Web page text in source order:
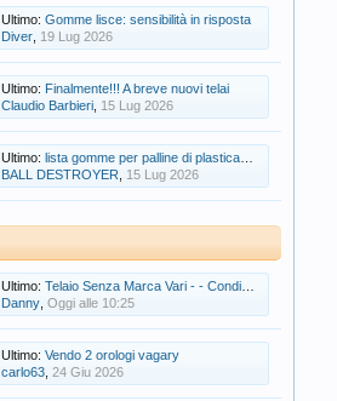
Ultimo: Gomme lisce: sensibilità in risposta
Diver 19 Lug 2026
Ultimo: Finalmente!!! A breve nuovi telai
Claudio Barbieri 15 Lug 2026
Ultimo: lista gomme per palline di plastica 40+
BALL DESTROYER
15 Lug 2026
Ultimo: Telaio Senza Marca Vari - - Condizioni: Come Nuovo
Danny Oggi alle 10:25
Ultimo: Vendo 2 orologi vagary
carlo63 24 Giu 2026